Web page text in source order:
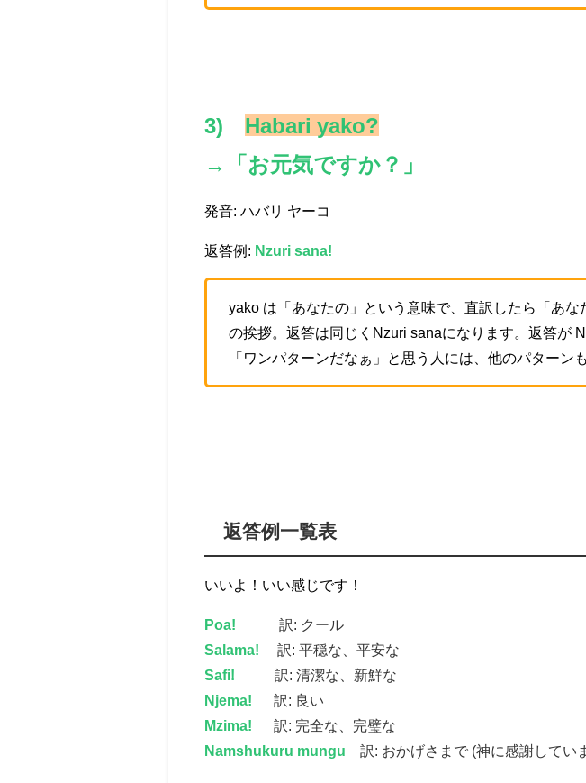
3) Habari yako?
→「お元気ですか？」
発音: ハバリ ヤーコ
返答例: Nzuri sana!
yako は「あなたの」という意味で、直訳したら「あ
の挨拶。返答は同じくNzuri sanaになります。返答が
「ワンパターンだなぁ」と思う人には、他のパターン
返答例一覧表
いいよ！いい感じです！
Poa!
訳: クール
Salama!
訳: 平穏な、平安な
Safi!
訳: 清潔な、新鮮な
Njema!訳: 良い
Mzima!訳: 完全な、完璧な
Namshukuru mungu訳: おかげさまで (神に感謝してい